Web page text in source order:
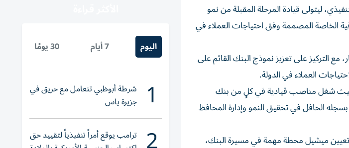
ليتولى قيادة المرحلة المقبلة من نمو
الخاصة المصممة وفق احتياجات العملاء في
التركيز على تعزيز نموذج البنك القائم على
العملاء في الدولة.
حيث شغل مناصب قيادية في كلٍ من بنك
الحافل في تحقيق النمو وإدارة المحافظ
تعيين ميشيل محطة مهمة في مسيرة البنك،
اليوم 7 أيام 30 يومًا
1 شرطة أبوظبي تتعامل مع حريق في
جزيرة ياس
ترامب يوقع أمراً تنفيذياً لتقييد حق